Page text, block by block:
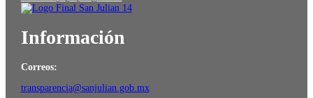
Información
Correos:
transparencia@sanjulian.gob.mx